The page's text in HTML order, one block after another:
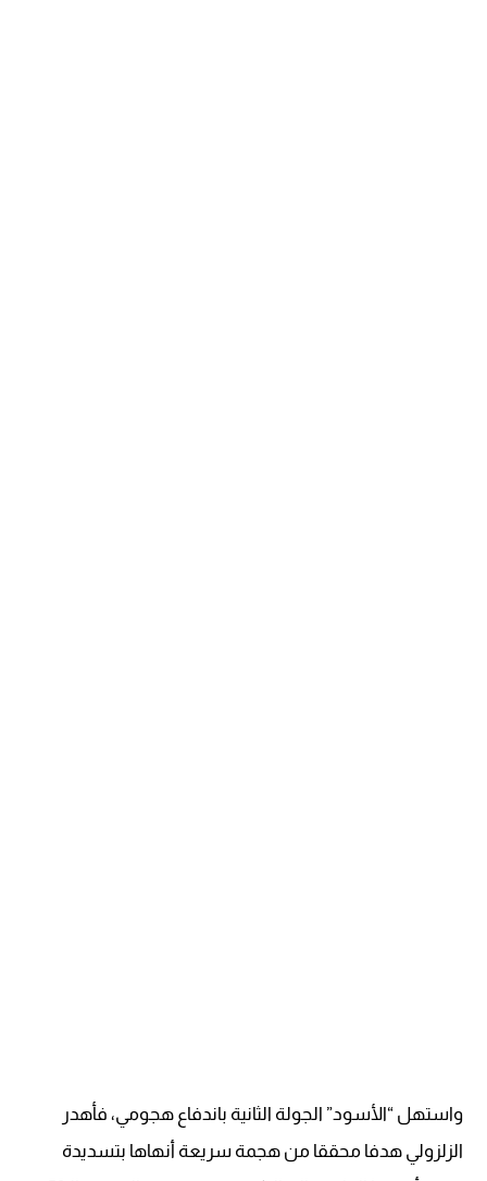
واستهل “الأسود” الجولة الثانية باندفاع هجومي، فأهدر
الزلزولي هدفا محققا من هجمة سريعة أنهاها بتسديدة